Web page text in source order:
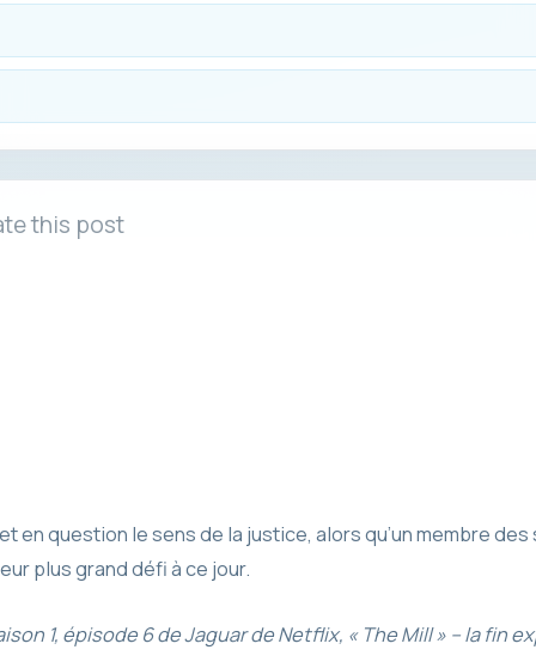
this post
en question le sens de la justice, alors qu’un membre
plus grand défi à ce jour.
1, épisode 6 de Jaguar de Netflix, « The Mill » – la fin